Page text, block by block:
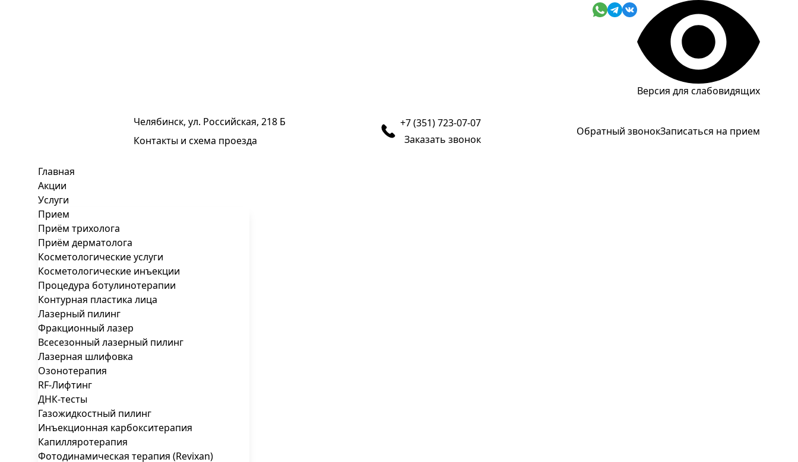
Версия для слабовидящих
Челябинск, ул. Российская, 218 Б
Контакты и схема проезда
+7 (351) 723-07-07
Заказать звонок
Обратный звонокЗаписаться на прием
Главная
Акции
Услуги
Прием
Приём трихолога
Приём дерматолога
Косметологические услуги
Косметологические инъекции
Процедура ботулинотерапии
Контурная пластика лица
Лазерный пилинг
Фракционный лазер
Всесезонный лазерный пилинг
Лазерная шлифовка
Озонотерапия
RF-Лифтинг
ДНК-тесты
Газожидкостный пилинг
Инъекционная карбокситерапия
Капилляротерапия
Фотодинамическая терапия (Revixan)